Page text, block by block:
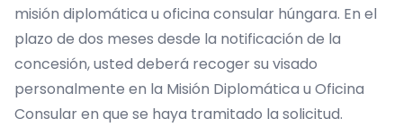
misión diplomática u oficina consular húngara. En el
plazo de dos meses desde la notificación de la
concesión, usted deberá recoger su visado
personalmente en la Misión Diplomática u Oficina
Consular en que se haya tramitado la solicitud.